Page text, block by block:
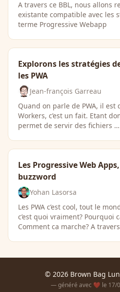
A travers ce BBL, nous allons
existante compatible avec les
terme Progressive Webapp
Explorons les stratégies
les PWA
Jean-françois Garreau
Quand on parle de PWA, il est
Workers, c’est un fait. Etant
permet de servir des fichiers …
Les Progressive Web
buzzword
Yohan Lasorsa
Les PWA c’est cool, tout le
c’est quoi vraiment? Pourquoi
Comment ca marche? A
© 2026 Brown Bag
— généré avec ❤️ le 17/